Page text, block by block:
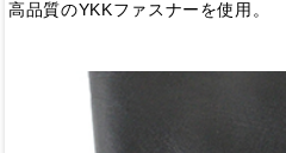
高品質のYKKファスナーを使用。